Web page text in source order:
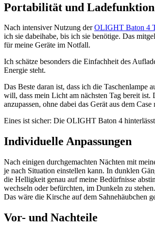
Portabilität und Ladefunktion
Nach intensiver Nutzung derOLIGHT Baton 4
ich sie dabeihabe, bis ich sie benötige. Das
für meine Geräte im Notfall.
Ich schätze besonders die Einfachheit des
Energie steht.
Das Beste daran ist, dass ich die
will, dass mein Licht am nächsten Tag bereit
anzupassen, ohne dabei das Gerät aus dem Case
Eines ist sicher: Die OLIGHT Baton 4
Individuelle Anpassungen
Nach einigen durchgemachten Nächten mit
je nach Situation einstellen kann. In dunklen
die Helligkeit genau auf meine Bedürfnisse
wechseln oder befürchten, im Dunkeln zu
Das wäre die Kirsche auf dem Sahnehäubchen
Vor- und Nachteile